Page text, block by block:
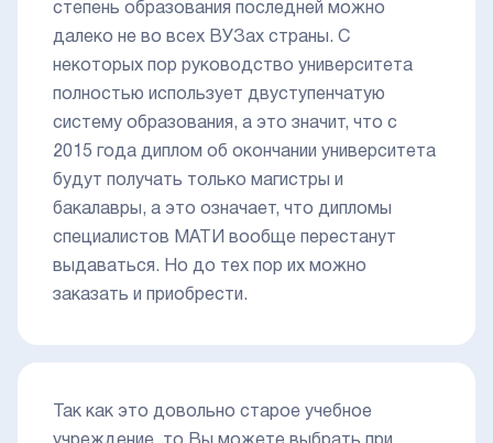
степень образования последней можно
далеко не во всех ВУЗах страны. С
некоторых пор руководство университета
полностью использует двуступенчатую
систему образования, а это значит, что с
2015 года диплом об окончании университета
будут получать только магистры и
бакалавры, а это означает, что дипломы
специалистов МАТИ вообще перестанут
выдаваться. Но до тех пор их можно
заказать и приобрести.
Так как это довольно старое учебное